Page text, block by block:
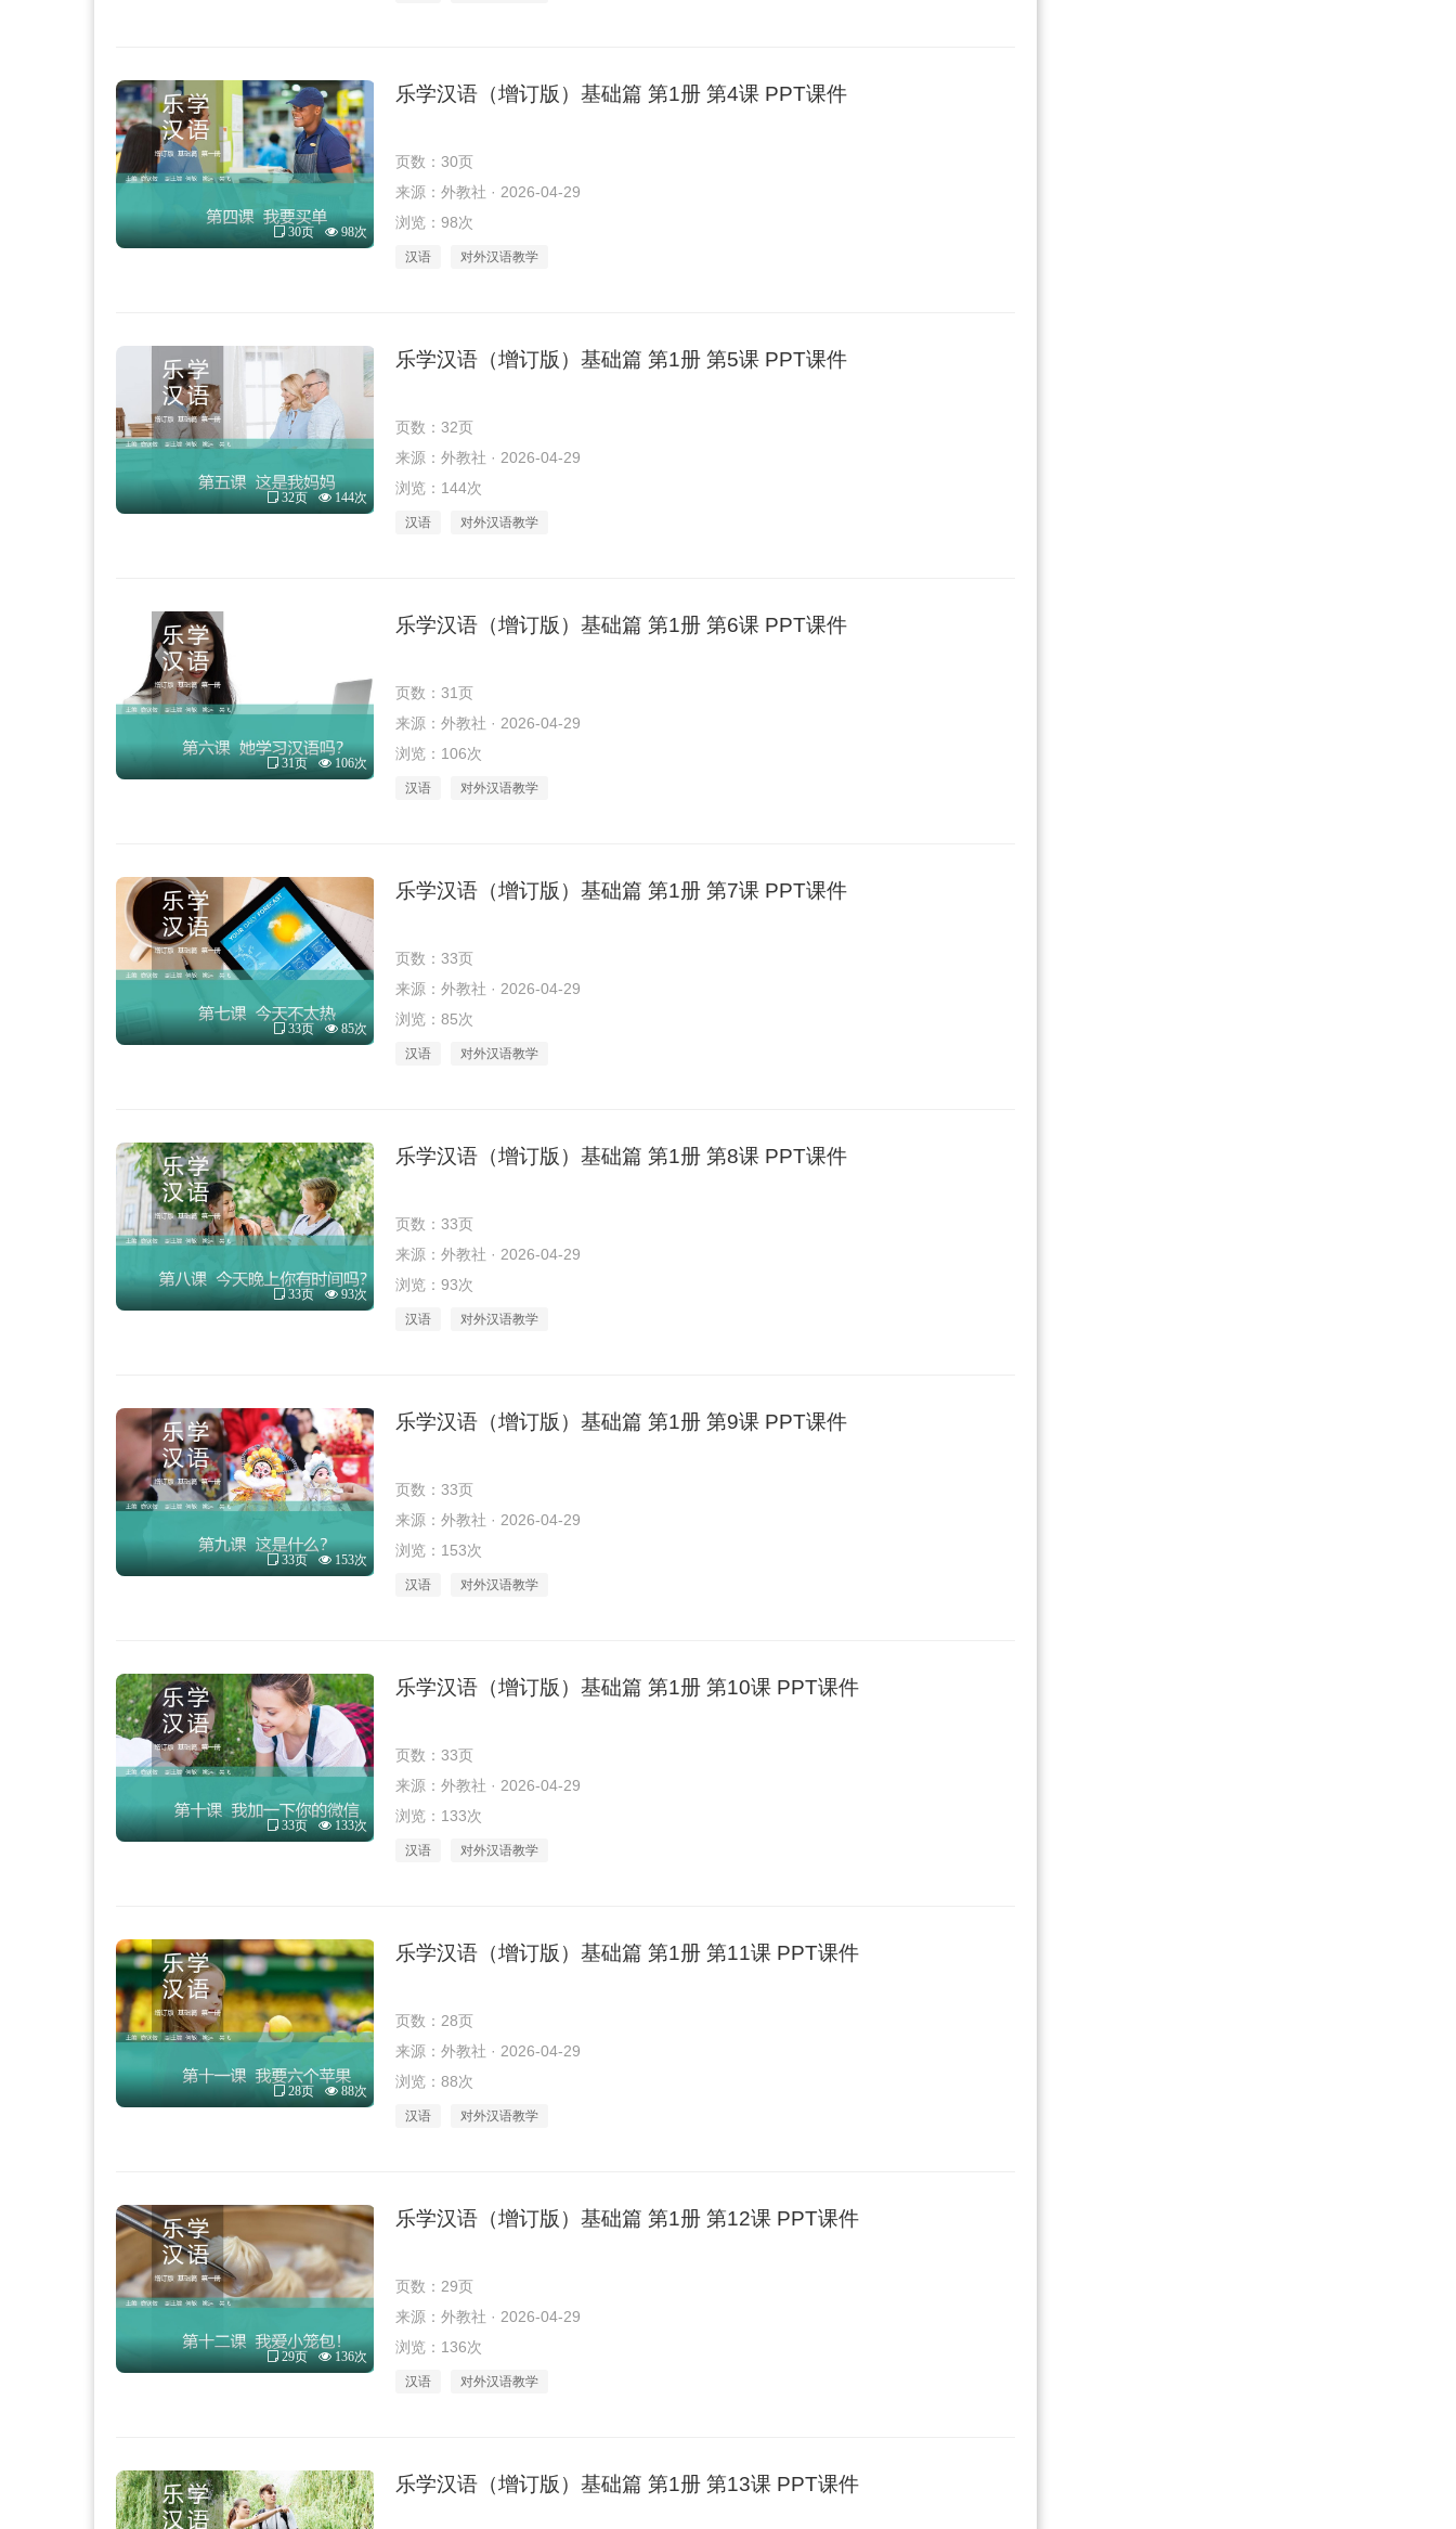
30页 98次
乐学汉语（增订版）基础篇 第1册 第4课 PPT课件
页数：30页
来源：外教社 · 2026-04-29
浏览：98次
汉语 对外汉语教学
32页 144次
乐学汉语（增订版）基础篇 第1册 第5课 PPT课件
页数：32页
来源：外教社 · 2026-04-29
浏览：144次
汉语 对外汉语教学
31页 106次
乐学汉语（增订版）基础篇 第1册 第6课 PPT课件
页数：31页
来源：外教社 · 2026-04-29
浏览：106次
汉语 对外汉语教学
33页 85次
乐学汉语（增订版）基础篇 第1册 第7课 PPT课件
页数：33页
来源：外教社 · 2026-04-29
浏览：85次
汉语 对外汉语教学
33页 93次
乐学汉语（增订版）基础篇 第1册 第8课 PPT课件
页数：33页
来源：外教社 · 2026-04-29
浏览：93次
汉语 对外汉语教学
33页 153次
乐学汉语（增订版）基础篇 第1册 第9课 PPT课件
页数：33页
来源：外教社 · 2026-04-29
浏览：153次
汉语 对外汉语教学
33页 133次
乐学汉语（增订版）基础篇 第1册 第10课 PPT课件
页数：33页
来源：外教社 · 2026-04-29
浏览：133次
汉语 对外汉语教学
28页 88次
乐学汉语（增订版）基础篇 第1册 第11课 PPT课件
页数：28页
来源：外教社 · 2026-04-29
浏览：88次
汉语 对外汉语教学
29页 136次
乐学汉语（增订版）基础篇 第1册 第12课 PPT课件
页数：29页
来源：外教社 · 2026-04-29
浏览：136次
汉语 对外汉语教学
乐学汉语（增订版）基础篇 第1册 第13课 PPT课件